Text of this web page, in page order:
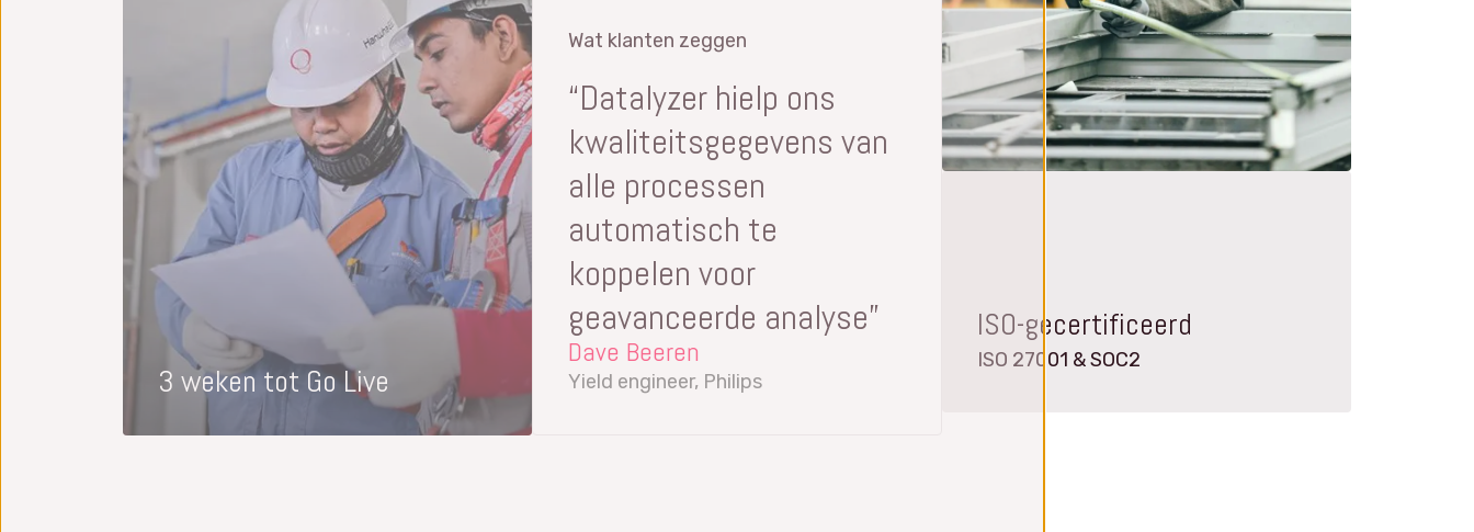
3 weken tot Go Live
Wat klanten zeggen
“Datalyzer hielp ons
kwaliteitsgegevens van
alle processen
automatisch te
koppelen voor
geavanceerde analyse”
Dave Beeren
Yield engineer, Philips
ISO-gecertificeerd
ISO 27001 & SOC2